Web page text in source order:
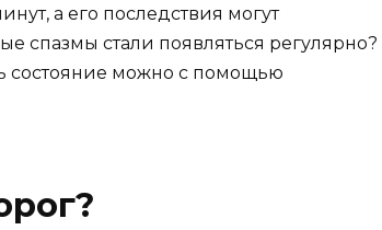
а его последствия могут
спазмы стали появляться регулярно?
состояние можно с помощью